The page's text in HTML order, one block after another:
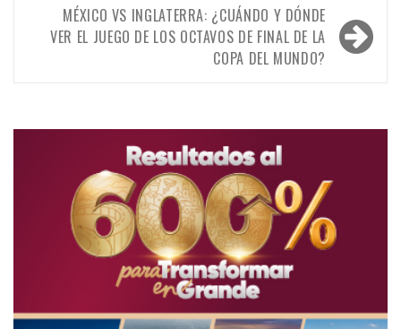
MÉXICO VS INGLATERRA: ¿CUÁNDO Y DÓNDE
VER EL JUEGO DE LOS OCTAVOS DE FINAL DE LA
COPA DEL MUNDO?